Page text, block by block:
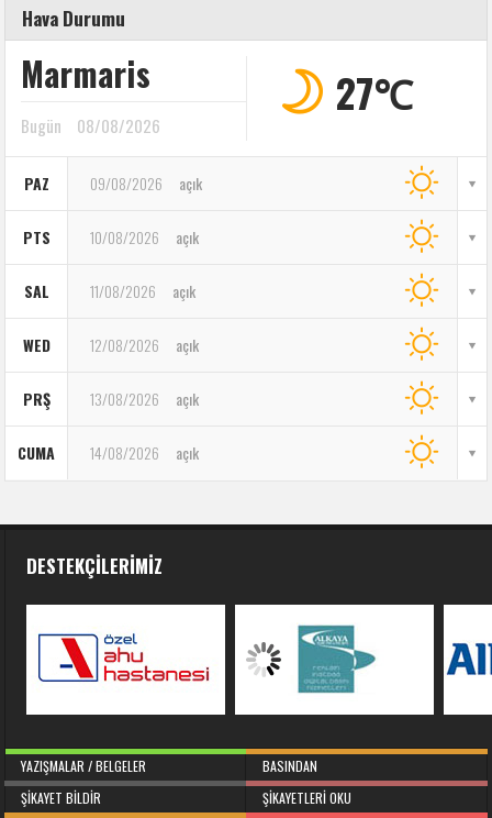
Hava Durumu
Marmaris
Bugün 08/08/2026
27℃
PAZ 09/08/2026 açık
PTS 10/08/2026 açık
SAL 11/08/2026 açık
WED 12/08/2026 açık
PRŞ 13/08/2026 açık
CUMA 14/08/2026 açık
DESTEKÇILERIMIZ
YAZIŞMALAR / BELGELER
BASINDAN
ŞIKAYET BILDIR
ŞIKAYETLERI OKU